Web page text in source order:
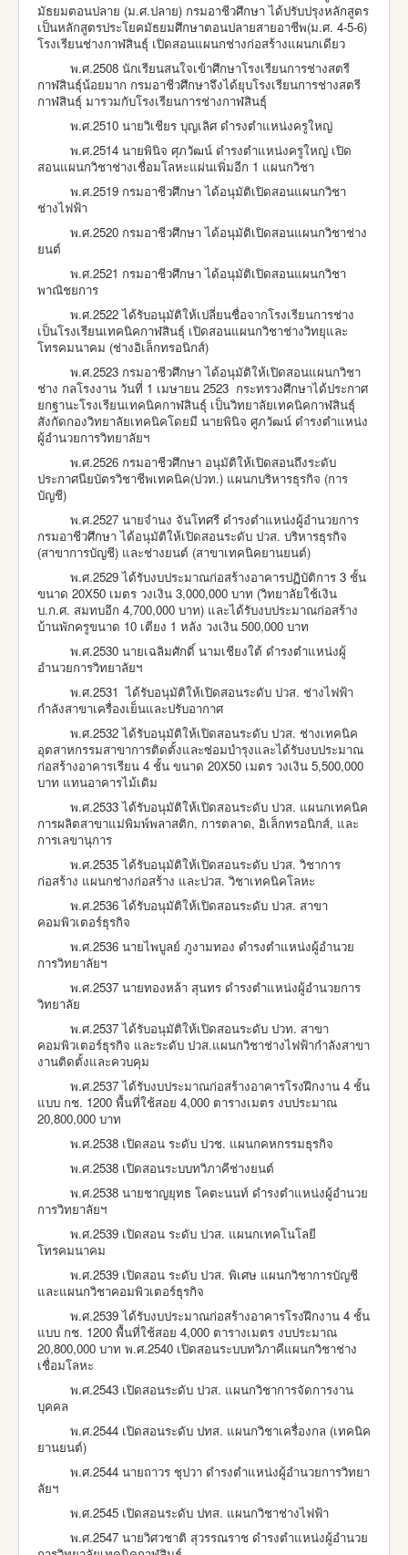
มัธยมตอนปลาย (ม.ศ.ปลาย) กรมอาชีวศึกษาได้ปรับปรุงหลักสูตร
เป็นหลักสูตรประโยคมัธยมศึกษาตอนปลายสายอาชีพ(ม.ศ. 4-5-6)
โรงเรียนช่างกาฬสินธุ์ เปิดสอนแผนกช่างก่อสร้างแผนกเดียว
พ.ศ.2508 นักเรียนสนใจเข้าศึกษาโรงเรียนการช่างสตรี
กาฬสินธุ์น้อยมาก กรมอาชีวศึกษาจึงได้ยุบโรงเรียนการช่างสตรี
กาฬสินธุ์ มารวมกับโรงเรียนการช่างกาฬสินธุ์
พ.ศ.2510 นายวิเชียร บุญเลิศ ดำรงตำแหน่งครูใหญ่
พ.ศ.2514 นายพินิจ ศุภวัฒน์ ดำรงตำแหน่งครูใหญ่ เปิด
สอนแผนกวิชาช่างเชื่อมโลหะแผ่นเพิ่มอีก 1 แผนกวิชา
พ.ศ.2519 กรมอาชีวศึกษา ได้อนุมัติเปิดสอนแผนกวิชา
ช่างไฟฟ้า
พ.ศ.2520 กรมอาชีวศึกษา ได้อนุมัติเปิดสอนแผนกวิชาช่าง
ยนต์
พ.ศ.2521 กรมอาชีวศึกษา ได้อนุมัติเปิดสอนแผนกวิชา
พาณิชยการ
พ.ศ.2522 ได้รับอนุมัติให้เปลี่ยนชื่อจากโรงเรียนการช่าง
เป็นโรงเรียนเทคนิคกาฬสินธุ์ เปิดสอนแผนกวิชาช่างวิทยุและ
โทรคมนาคม (ช่างอิเล็กทรอนิกส์)
พ.ศ.2523 กรมอาชีวศึกษา ได้อนุมัติให้เปิดสอนแผนกวิชา
ช่าง กลโรงงาน วันที่ 1 เมษายน 2523 กระทรวงศึกษาได้ประกาศ
ยกฐานะโรงเรียนเทคนิคกาฬสินธุ์ เป็นวิทยาลัยเทคนิคกาฬสินธุ์
สังกัดกองวิทยาลัยเทคนิคโดยมี นายพินิจ ศูภวัฒน์ ดำรงตำแหน่ง
ผู้อำนวยการวิทยาลัยฯ
พ.ศ.2526 กรมอาชีวศึกษา อนุมัติให้เปิดสอนถึงระดับ
ประกาศนียบัตรวิชาชีพเทคนิค(ปวท.) แผนกบริหารธุรกิจ (การ
บัญชี)
พ.ศ.2527 นายจำนง จันโทศรี ดำรงตำแหน่งผู้อำนวยการ
กรมอาชีวศึกษา ได้อนุมัติให้เปิดสอนระดับ ปวส. บริหารธุรกิจ
(สาขาการบัญชี) และช่างยนต์ (สาขาเทคนิคยานยนต์)
พ.ศ.2529 ได้รับงบประมาณก่อสร้างอาคารปฏิบัติการ 3 ชั้น
ขนาด 20X50 เมตร วงเงิน 3,000,000 บาท (วิทยาลัยใช้เงิน
บ.ก.ศ. สมทบอีก 4,700,000 บาท) และได้รับงบประมาณก่อสร้าง
บ้านพักครูขนาด 10 เตียง 1 หลัง วงเงิน 500,000 บาท
พ.ศ.2530 นายเฉลิมศักดิ์ นามเชียงใต้ ดำรงตำแหน่งผู้
อำนวยการวิทยาลัยฯ
พ.ศ.2531 ได้รับอนุมัติให้เปิดสอนระดับ ปวส. ช่างไฟฟ้า
กำลังสาขาเครื่องเย็นและปรับอากาศ
พ.ศ.2532 ได้รับอนุมัติให้เปิดสอนระดับ ปวส. ช่างเทคนิค
อุตสาหกรรมสาขาการติดตั้งและซ่อมบำรุงและได้รับงบประมาณ
ก่อสร้างอาคารเรียน 4 ชั้น ขนาด 20X50 เมตร วงเงิน 5,500,000
บาท แทนอาคารไม้เดิม
พ.ศ.2533 ได้รับอนุมัติให้เปิดสอนระดับ ปวส. แผนกเทคนิค
การผลิตสาขาแม่พิมพ์พลาสติก, การตลาด, อิเล็กทรอนิกส์, และ
การเลขานุการ
พ.ศ.2535 ได้รับอนุมัติให้เปิดสอนระดับ ปวส. วิชาการ
ก่อสร้าง แผนกช่างก่อสร้าง และปวส. วิชาเทคนิคโลหะ
พ.ศ.2536 ได้รับอนุมัติให้เปิดสอนระดับ ปวส. สาขา
คอมพิวเตอร์ธุรกิจ
พ.ศ.2536 นายไพบูลย์ ภูงามทอง ดำรงตำแหน่งผู้อำนวย
การวิทยาลัยฯ
พ.ศ.2537 นายทองหล้า สุนทร ดำรงตำแหน่งผู้อำนวยการ
วิทยาลัย
พ.ศ.2537 ได้รับอนุมัติให้เปิดสอนระดับ ปวท. สาขา
คอมพิวเตอร์ธุรกิจ และระดับ ปวส.แผนกวิชาช่างไฟฟ้ากำลังสาขา
งานติดตั้งและควบคุม
พ.ศ.2537 ได้รับงบประมาณก่อสร้างอาคารโรงฝึกงาน 4 ชั้น
แบบ กช. 1200 พื้นที่ใช้สอย 4,000 ตารางเมตร งบประมาณ
20,800,000 บาท
พ.ศ.2538 เปิดสอน ระดับ ปวช. แผนกคหกรรมธุรกิจ
พ.ศ.2538 เปิดสอนระบบทวิภาคีช่างยนต์
พ.ศ.2538 นายชาญยุทธ โคตะนนท์ ดำรงตำแหน่งผู้อำนวย
การวิทยาลัยฯ
พ.ศ.2539 เปิดสอน ระดับ ปวส. แผนกเทคโนโลยี
โทรคมนาคม
พ.ศ.2539 เปิดสอน ระดับ ปวส. พิเศษ แผนกวิชาการบัญชี
และแผนกวิชาคอมพิวเตอร์ธุรกิจ
พ.ศ.2539 ได้รับงบประมาณก่อสร้างอาคารโรงฝึกงาน 4 ชั้น
แบบ กช. 1200 พื้นที่ใช้สอย 4,000 ตารางเมตร งบประมาณ
20,800,000 บาท พ.ศ.2540 เปิดสอนระบบทวิภาคีแผนกวิชาช่าง
เชื่อมโลหะ
พ.ศ.2543 เปิดสอนระดับ ปวส. แผนกวิชาการจัดการงาน
บุคคล
พ.ศ.2544 เปิดสอนระดับ ปทส. แผนกวิชาเครื่องกล (เทคนิค
ยานยนต์)
พ.ศ.2544 นายถาวร ชุปวา ดำรงตำแหน่งผู้อำนวยการวิทยา
ลัยฯ
พ.ศ.2545 เปิดสอนระดับ ปทส. แผนกวิชาช่างไฟฟ้า
พ.ศ.2547 นายวิศวชาติ สุวรรณราช ดำรงตำแหน่งผู้อำนวย